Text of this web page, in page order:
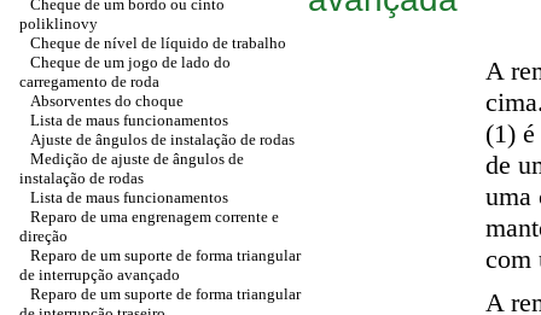
Cheque de um bordo ou cinto
poliklinovy
Cheque de nível de líquido de trabalho
Cheque de um jogo de lado do
carregamento de roda
Absorventes do choque
Lista de maus funcionamentos
Ajuste de ângulos de instalação de rodas
Medição de ajuste de ângulos de
instalação de rodas
Lista de maus funcionamentos
Reparo de uma engrenagem corrente e
direção
Reparo de um suporte de forma triangular
de interrupção avançado
Reparo de um suporte de forma triangular
A
(1)
de
uma
com
A